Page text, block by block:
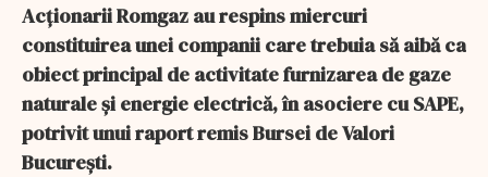
Acționarii Romgaz au respins miercuri
constituirea unei companii care trebuia să aibă ca
obiect principal de activitate furnizarea de gaze
naturale și energie electrică, în asociere cu SAPE,
potrivit unui raport remis Bursei de Valori
București.